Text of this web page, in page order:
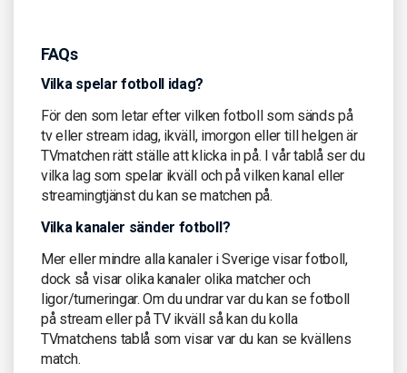
FAQs
Vilka spelar fotboll idag?
För den som letar efter vilken fotboll som sänds på
tv eller stream idag, ikväll, imorgon eller till helgen är
TVmatchen rätt ställe att klicka in på. I vår tablå ser du
vilka lag som spelar ikväll och på vilken kanal eller
streamingtjänst du kan se matchen på.
Vilka kanaler sänder fotboll?
Mer eller mindre alla kanaler i Sverige visar fotboll,
dock så visar olika kanaler olika matcher och
ligor/turneringar. Om du undrar var du kan se fotboll
på stream eller på TV ikväll så kan du kolla
TVmatchens tablå som visar var du kan se kvällens
match.